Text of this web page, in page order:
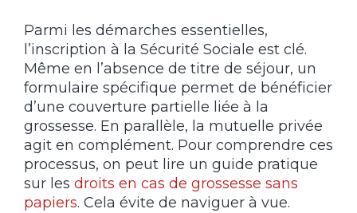
Parmi les démarches essentielles,
l’inscription à la Sécurité Sociale est clé.
Même en l’absence de titre de séjour, un
formulaire spécifique permet de bénéficier
d’une couverture partielle liée à la
grossesse. En parallèle, la mutuelle privée
agit en complément. Pour comprendre ces
processus, on peut lire un guide pratique
sur les droits en cas de grossesse sans
papiers. Cela évite de naviguer à vue.